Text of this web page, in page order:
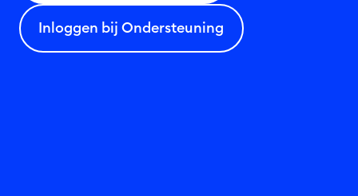
Inloggen bij Ondersteuning